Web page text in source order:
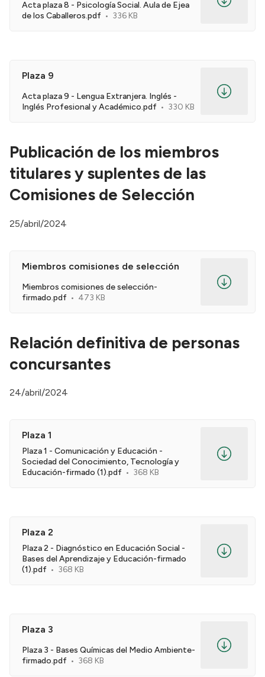
Acta plaza 8 - Psicología Social. Aula de Ejea
de los Caballeros.pdf
336 KB
Plaza 9
Acta plaza 9 - Lengua Extranjera. Inglés -
Inglés Profesional y Académico.pdf
330 KB
Publicación de los miembros
titulares y suplentes de las
Comisiones de Selección
25/abril/2024
Miembros comisiones de selección
Miembros comisiones de selección-
firmado.pdf
473 KB
Relación definitiva de personas
concursantes
24/abril/2024
Plaza 1
Plaza 1 - Comunicación y Educación -
Sociedad del Conocimiento, Tecnología y
Educación-firmado (1).pdf
368 KB
Plaza 2
Plaza 2 - Diagnóstico en Educación Social -
Bases del Aprendizaje y Educación-firmado
(1).pdf
368 KB
Plaza 3
Plaza 3 - Bases Químicas del Medio Ambiente-
firmado.pdf
368 KB